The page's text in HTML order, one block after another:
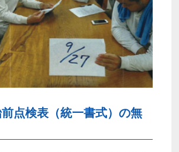
点検表（統一書式）の無